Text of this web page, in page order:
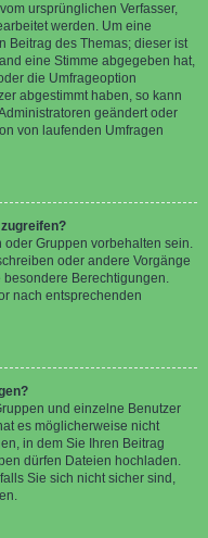
ursprünglichen Verfasser,
werden. Um eine
Beitrag des Themas; dieser ist
eine Stimme abgegeben hat,
die Umfrageoption
abgestimmt haben, so kann
geändert oder
von laufenden Umfragen
oder Gruppen vorbehalten sein.
oder andere Vorgänge
Berechtigungen.
nach entsprechenden
und einzelne Benutzer
es möglicherweise nicht
in dem Sie Ihren Beitrag
dürfen Dateien hochladen.
Sie sich nicht sicher sind,